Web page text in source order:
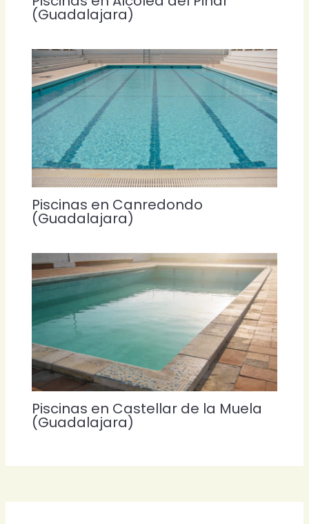
(Guadalajara)
Piscinas en Canredondo
(Guadalajara)
Piscinas en Castellar de la Muela
(Guadalajara)